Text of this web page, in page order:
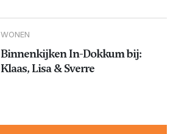
WONEN
Binnenkijken In-Dokkum bij:
Klaas, Lisa & Sverre